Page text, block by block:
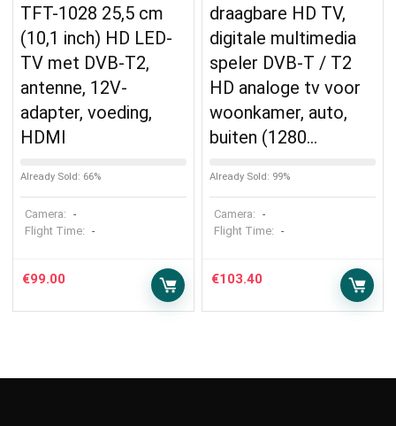
TFT-1028 25,5 cm
(10,1 inch) HD LED-
TV met DVB-T2,
antenne, 12V-
adapter, voeding,
HDMI
Already Sold: 66%
Camera: -
Flight Time: -
€99.00
draagbare HD TV,
digitale multimedia
speler DVB-T / T2
HD analoge tv voor
woonkamer, auto,
buiten (1280…
Already Sold: 99%
Camera: -
Flight Time: -
€103.40